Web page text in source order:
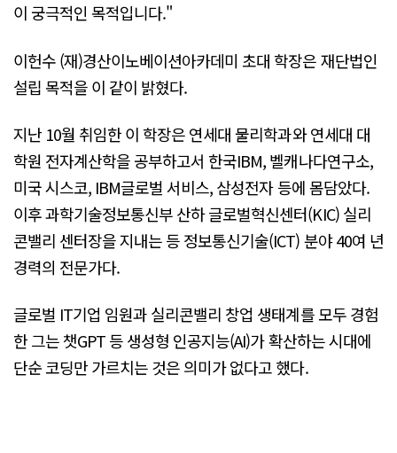
이 궁극적인 목적입니다."
이헌수 (재)경산이노베이션아카데미 초대 학장은 재단법인
설립 목적을 이 같이 밝혔다.
지난 10월 취임한 이 학장은 연세대 물리학과와 연세대 대
학원 전자계산학을 공부하고서 한국IBM, 벨캐나다연구소,
미국 시스코, IBM글로벌 서비스, 삼성전자 등에 몸담았다.
이후 과학기술정보통신부 산하 글로벌혁신센터(KIC) 실리
콘밸리 센터장을 지내는 등 정보통신기술(ICT) 분야 40여 년
경력의 전문가다.
글로벌 IT기업 임원과 실리콘밸리 창업 생태계를 모두 경험
한 그는 챗GPT 등 생성형 인공지능(AI)가 확산하는 시대에
단순 코딩만 가르치는 것은 의미가 없다고 했다.